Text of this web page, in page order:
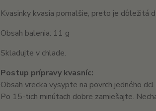
Kvasinky kvasia pomalšie, preto je dôležitá
Obsah balenia: 11 g
Skladujte v chlade.
Postup prípravy kvasníc:
Obsah vrecka vysypte na povrch jedného
Po 15-tich minútach dobre zamiešajte.